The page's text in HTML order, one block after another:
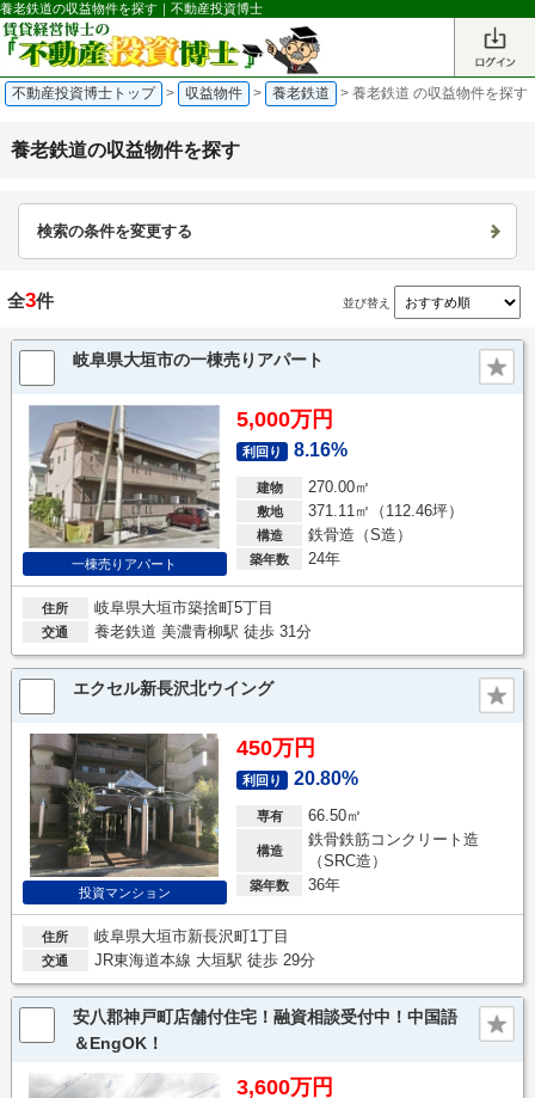
養老鉄道の収益物件を探す｜不動産投資博士
不動産投資博士トップ > 収益物件 > 養老鉄道 > 養老鉄道 の収益物件を探す
養老鉄道の収益物件を探す
検索の条件を変更する
全3件 並び替え
岐阜県大垣市の一棟売りアパート
一棟売りアパート
5,000万円
利回り 8.16%
建物 270.00㎡
敷地 371.11㎡（112.46坪）
構造 鉄骨造（S造）
築年数 24年
住所 岐阜県大垣市築捨町5丁目
交通 養老鉄道 美濃青柳駅 徒歩 31分
エクセル新長沢北ウイング
投資マンション
450万円
利回り 20.80%
専有 66.50㎡
構造
鉄骨鉄筋コンクリート造
（SRC造）
築年数 36年
住所 岐阜県大垣市新長沢町1丁目
交通 JR東海道本線 大垣駅 徒歩 29分
安八郡神戸町店舗付住宅！融資相談受付中！中国語
＆EngOK！
3,600万円